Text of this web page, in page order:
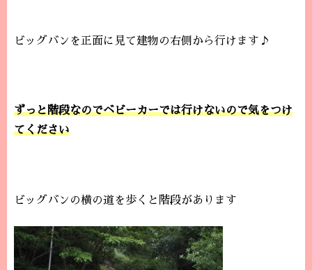
ビッグバンを正面に見て建物の右側から行けます♪
ずっと階段なのでベビーカーでは行けないので気をつけ
てください
ビッグバンの横の道を歩くと階段があります